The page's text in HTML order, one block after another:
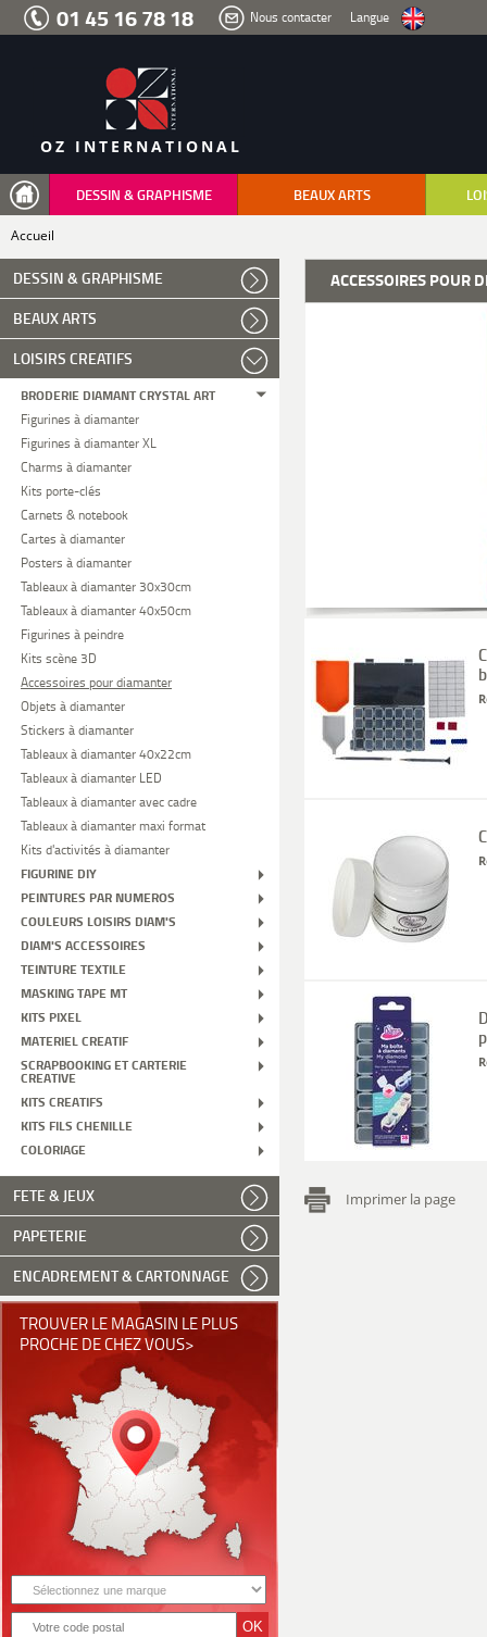
Aller
menu
recherche
01 45 16 78 18 Nous contacter Langue
OZ INTERNATIONAL
DESSIN & GRAPHISME BEAUX ARTS
Accueil
DESSIN & GRAPHISME
BEAUX ARTS
LOISIRS CREATIFS
BRODERIE DIAMANT CRYSTAL ART
Figurines à diamanter
Figurines à diamanter XL
Charms à diamanter
Kits porte-clés
Carnets & notebook
Cartes à diamanter
Posters à diamanter
Tableaux à diamanter 30x30cm
Tableaux à diamanter 40x50cm
Figurines à peindre
Kits scène 3D
Accessoires pour diamanter
Objets à diamanter
Stickers à diamanter
Tableaux à diamanter 40x22cm
Tableaux à diamanter LED
Tableaux à diamanter avec cadre
Tableaux à diamanter maxi format
Kits d'activités à diamanter
FIGURINE DIY
PEINTURES PAR NUMEROS
COULEURS LOISIRS DIAM'S
DIAM'S ACCESSOIRES
TEINTURE TEXTILE
MASKING TAPE MT
KITS PIXEL
MATERIEL CREATIF
SCRAPBOOKING ET CARTERIE
CREATIVE
KITS CREATIFS
KITS FILS CHENILLE
COLORIAGE
FETE & JEUX
PAPETERIE
ENCADREMENT & CARTONNAGE
TROUVER LE MAGASIN LE PLUS
PROCHE DE CHEZ VOUS>
ACCESSOIRES POUR
Imprimer la page